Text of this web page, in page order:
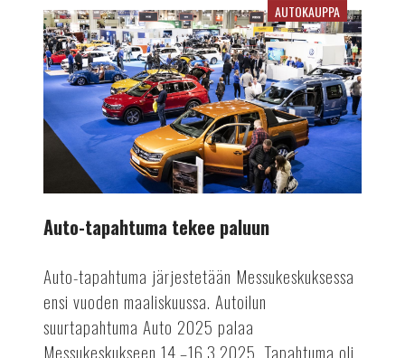
Auto-
tapahtuma
tekee
paluun
AUTOKAUPPA
Auto-tapahtuma tekee paluun
Auto-tapahtuma järjestetään Messukeskuksessa
ensi vuoden maaliskuussa. Autoilun
suurtapahtuma Auto 2025 palaa
Messukeskukseen 14.–16.3.2025. Tapahtuma oli